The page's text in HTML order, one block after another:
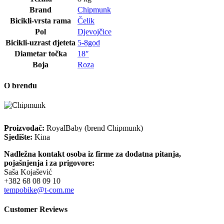
Brand
Chipmunk
Bicikli-vrsta rama
Čelik
Pol
Djevojčice
Bicikli-uzrast djeteta 5-8god
Diametar točka
18″
Boja
Roza
O brendu
Proizvođač: RoyalBaby (brend Chipmunk)
Sjedište: Kina
Nadležna kontakt osoba iz firme za dodatna pitanja,
pojašnjenja i za prigovore:
Saša Kojašević
+382 68 08 09 10
tempobike@t-com.me
Customer Reviews